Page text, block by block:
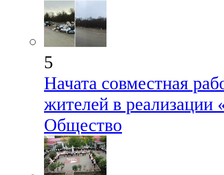
5
Начата совместная
жителей в
Общество